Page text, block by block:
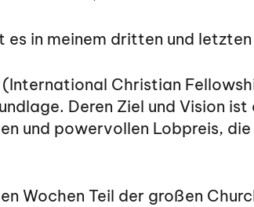
es in meinem dritten und letzten
(International Christian
Deren Ziel und Vision
und powervollen Lobpreis, die
Wochen Teil der großen